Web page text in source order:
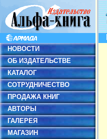
НОВОСТИ
ОБ ИЗДАТЕЛЬСТВЕ
КАТАЛОГ
СОТРУДНИЧЕСТВО
ПРОДАЖА КНИГ
АВТОРЫ
ГАЛЕРЕЯ
МАГАЗИН